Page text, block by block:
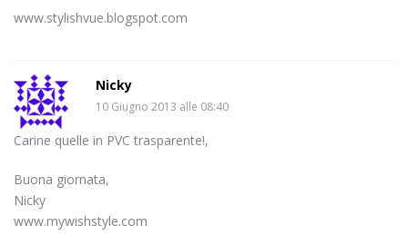
www.stylishvue.blogspot.com
Nicky
10 Giugno 2013 alle 08:40
Carine quelle in PVC trasparente!,
Buona giornata,
Nicky
www.mywishstyle.com